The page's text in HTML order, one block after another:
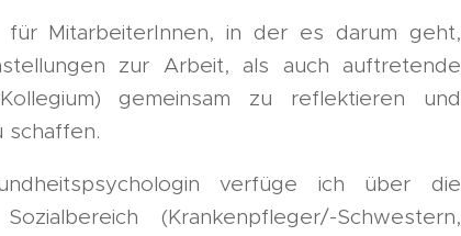
MitarbeiterInnen, in der es darum geht,
zur Arbeit, als auch auftretende
gemeinsam zu reflektieren und
schaffen.
verfüge ich über die
(Krankenpfleger/-Schwestern,